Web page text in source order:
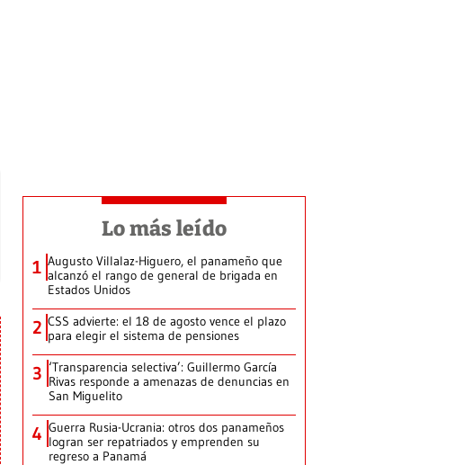
Lo más leído
1 Augusto Villalaz-Higuero, el panameño que
alcanzó el rango de general de brigada en
Estados Unidos
2 CSS advierte: el 18 de agosto vence el plazo
para elegir el sistema de pensiones
3 ‘Transparencia selectiva’: Guillermo García
Rivas responde a amenazas de denuncias en
San Miguelito
4 Guerra Rusia-Ucrania: otros dos panameños
logran ser repatriados y emprenden su
regreso a Panamá